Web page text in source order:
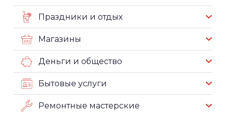
Праздники и отдых
Магазины
Деньги и общество
Бытовые услуги
Ремонтные мастерские